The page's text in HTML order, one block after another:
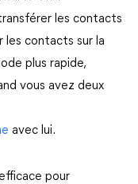
les contacts
les contacts sur la
plus rapide,
vous avez deux
avec lui.
pour